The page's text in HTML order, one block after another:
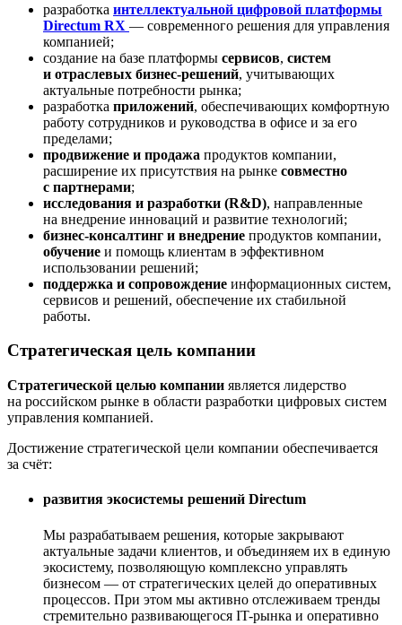
разработка интеллектуальной цифровой платформы
Directum RX — современного решения для управления
компанией;
создание на базе платформы сервисов, систем
и отраслевых бизнес-решений, учитывающих
актуальные потребности рынка;
разработка приложений, обеспечивающих комфортную
работу сотрудников и руководства в офисе и за его
пределами;
продвижение и продажа продуктов компании,
расширение их присутствия на рынке совместно
с партнерами;
исследования и разработки (R&D), направленные
на внедрение инноваций и развитие технологий;
бизнес-консалтинг и внедрение продуктов компании,
обучение и помощь клиентам в эффективном
использовании решений;
поддержка и сопровождение информационных систем,
сервисов и решений, обеспечение их стабильной
работы.
Стратегическая цель компании
Стратегической целью компании является лидерство
на российском рынке в области разработки цифровых систем
управления компанией.
Достижение стратегической цели компании обеспечивается
за счёт:
развития экосистемы решений Directum
Мы разрабатываем решения, которые закрывают
актуальные задачи клиентов, и объединяем их в единую
экосистему, позволяющую комплексно управлять
бизнесом — от стратегических целей до оперативных
процессов. При этом мы активно отслеживаем тренды
стремительно развивающегося IT-рынка и оперативно